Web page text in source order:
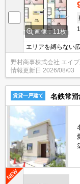
画像：11枚
エリアを縛らない
野村商事株式会社 エイ
情報更新日 2026/08/03
賃貸一戸建て 名鉄常